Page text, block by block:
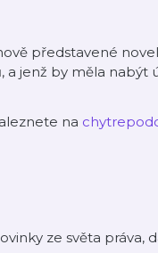
představené
jenž by měla nabýt
na
ze světa práva,